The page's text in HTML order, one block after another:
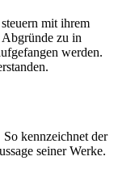
mit ihrem
Abgründe zu in
werden.
kennzeichnet der
seiner Werke.